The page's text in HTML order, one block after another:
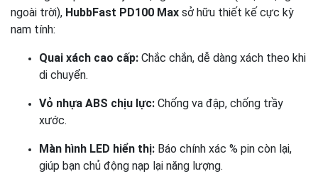
ngoài trời), HubbFast PD100 Max sở hữu thiết kế cực kỳ
nam tính:
Quai xách cao cấp: Chắc chắn, dễ dàng xách theo khi
di chuyển.
Vỏ nhựa ABS chịu lực: Chống va đập, chống trầy
xước.
Màn hình LED hiển thị: Báo chính xác % pin còn lại,
giúp bạn chủ động nạp lại năng lượng.